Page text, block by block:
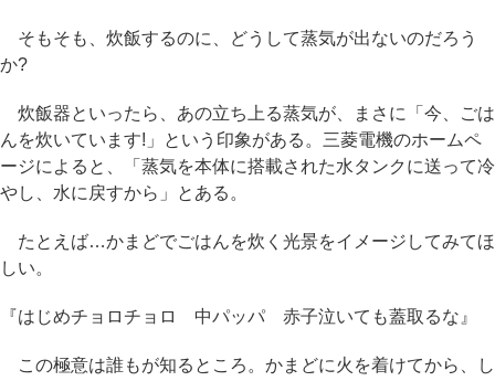
そもそも、炊飯するのに、どうして蒸気が出ないのだろう
か?
炊飯器といったら、あの立ち上る蒸気が、まさに「今、ごは
んを炊いています!」という印象がある。三菱電機のホームペ
ージによると、「蒸気を本体に搭載された水タンクに送って冷
やし、水に戻すから」とある。
たとえば…かまどでごはんを炊く光景をイメージしてみてほ
しい。
『はじめチョロチョロ 中パッパ 赤子泣いても蓋取るな』
この極意は誰もが知るところ。かまどに火を着けてから、し